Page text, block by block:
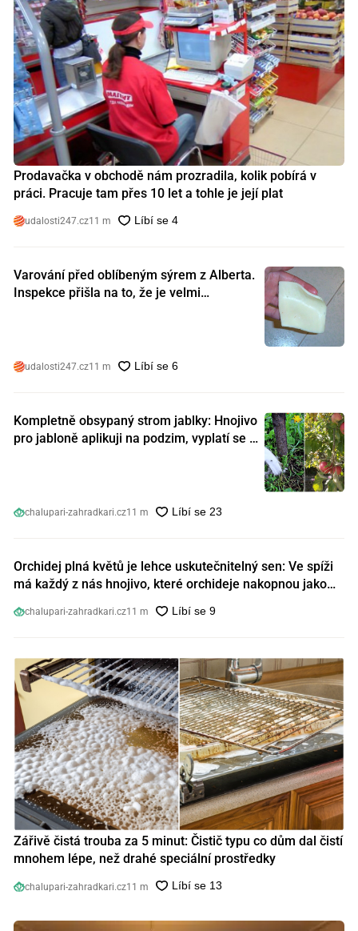
Prodavačka v obchodě nám prozradila, kolik pobírá v
práci. Pracuje tam přes 10 let a tohle je její plat
udalosti247.cz11 m
Varování před oblíbeným sýrem z Alberta.
Inspekce přišla na to, že je velmi
udalosti247.cz11 m
Kompletně obsypaný strom jablky: Hnojivo
pro jabloně aplikuji na podzim, vyplatí se s
chalupari-zahradkari.cz11 m
Orchidej plná květů je lehce uskutečnitelný sen: Ve spíži
má každý z nás hnojivo, které orchideje nakopnou jako
chalupari-zahradkari.cz11 m
Zářivě čistá trouba za 5 minut: Čistič typu co dům dal čistí
mnohem lépe, než drahé speciální prostředky
chalupari-zahradkari.cz11 m